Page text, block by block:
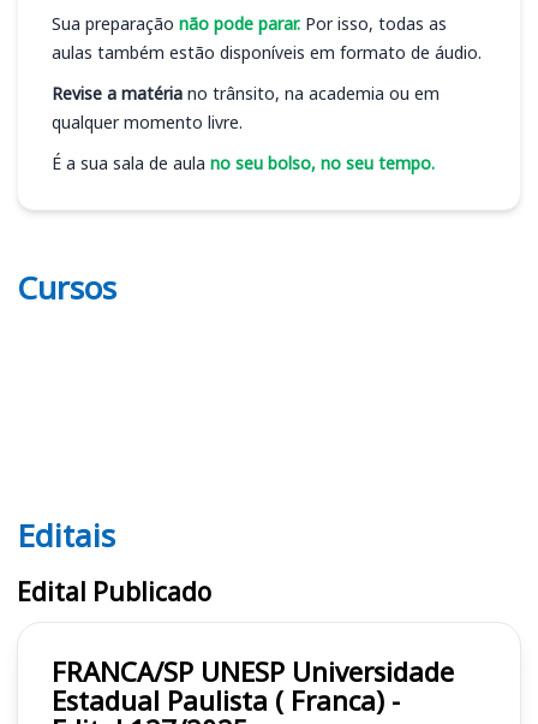
Sua preparação não pode parar. Por isso, todas as
aulas também estão disponíveis em formato de áudio.
Revise a matéria no trânsito, na academia ou em
qualquer momento livre.
É a sua sala de aula no seu bolso, no seu tempo.
Cursos
Editais UNESP
Editais
Edital Publicado
FRANCA/SP UNESP Universidade
Estadual Paulista ( Franca) -